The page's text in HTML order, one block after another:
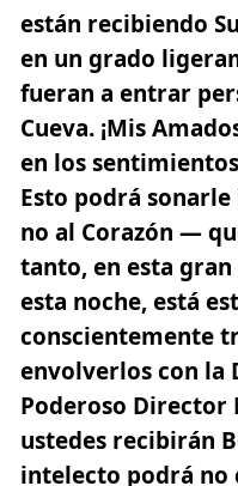
están recibiendo
en un grado
fueran a entrar
Cueva. ¡Mis
en los
Esto podrá
no al Corazón —
tanto, en esta
esta noche, está
conscientemente
envolverlos con la
Poderoso Director
ustedes recibirán
intelecto podrá no